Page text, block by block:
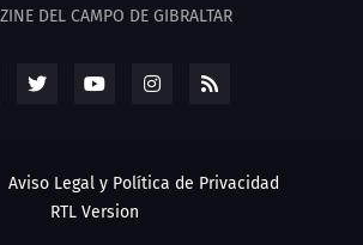
DEL CAMPO DE GIBRALTAR
Aviso Legal y Política de Privacidad
RTL Version